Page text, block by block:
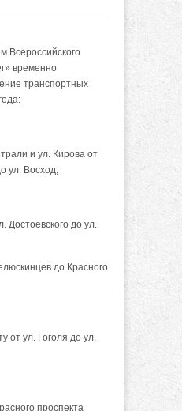
Всероссийского
временно
транспортных
и ул. Кирова от
ул. Восход;
Достоевского до ул.
до Красного
от ул. Гоголя до ул.
проспекта